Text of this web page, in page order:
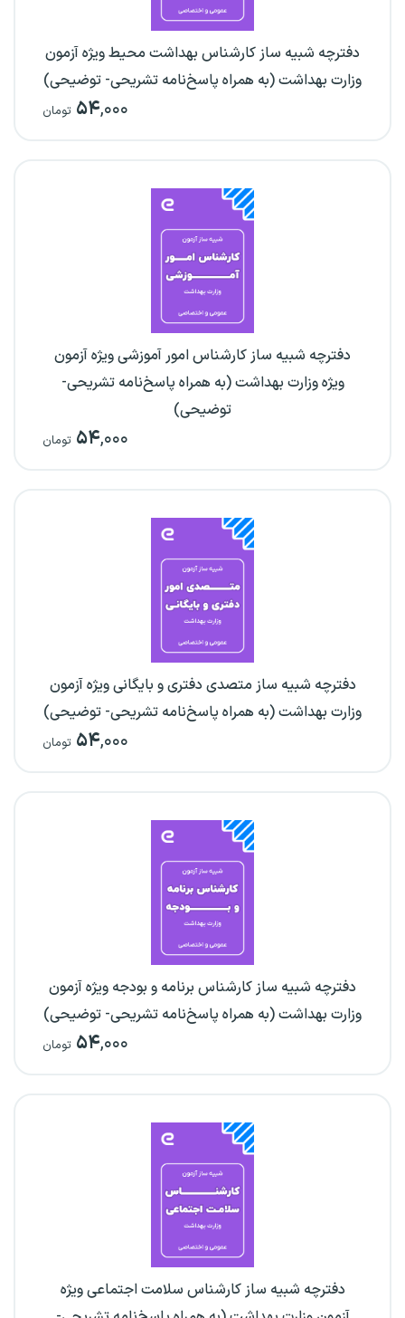
دفترچه شبیه ساز کارشناس بهداشت محیط ویژه آزمون
وزارت بهداشت (به همراه پاسخ‌نامه تشریحی- توضیحی)
۵۴,۰۰۰ تومان
دفترچه شبیه ساز کارشناس امور آموزشی ویژه آزمون
ویژه وزارت بهداشت (به همراه پاسخ‌نامه تشریحی-
توضیحی)
۵۴,۰۰۰ تومان
دفترچه شبیه ساز متصدی دفتری و بایگانی ویژه آزمون
وزارت بهداشت (به همراه پاسخ‌نامه تشریحی- توضیحی)
۵۴,۰۰۰ تومان
دفترچه شبیه ساز کارشناس برنامه و بودجه ویژه آزمون
وزارت بهداشت (به همراه پاسخ‌نامه تشریحی- توضیحی)
۵۴,۰۰۰ تومان
دفترچه شبیه ساز کارشناس سلامت اجتماعی ویژه